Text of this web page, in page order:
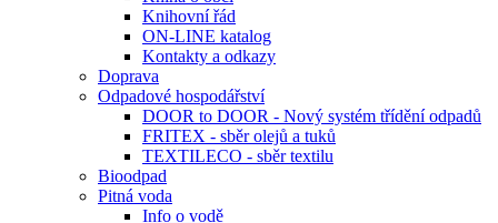
Knihovní řád
ON-LINE katalog
Kontakty a odkazy
Doprava
Odpadové hospodářství
DOOR to DOOR - Nový systém třídění odpadů
FRITEX - sběr olejů a tuků
TEXTILECO - sběr textilu
Bioodpad
Pitná voda
Info o vodě